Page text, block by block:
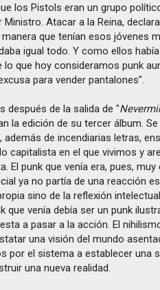
los Pistols eran un grupo
Atacar a la Reina,
que tenían esos jóvenes
igual todo. Y como ellos
lo que hoy consideramos punk
para vender pantalones".
después de la salida de "
la edición de su tercer álbum.
además de incendiarias letras,
capitalista en el que vivimos y
El punk que venía era, pues,
ya no partía de una reacción
sino de la reflexión
que venía debía ser un punk
a pasar a la acción. El
una visión del mundo
por el sistema a establecer una
una nueva realidad.